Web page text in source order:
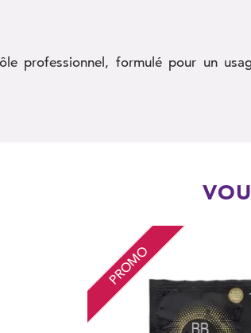
professionnel, formulé pour un
PROMO